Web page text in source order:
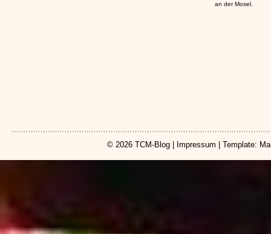
an der Mosel.
© 2026 TCM-Blog| Impressum | Template: